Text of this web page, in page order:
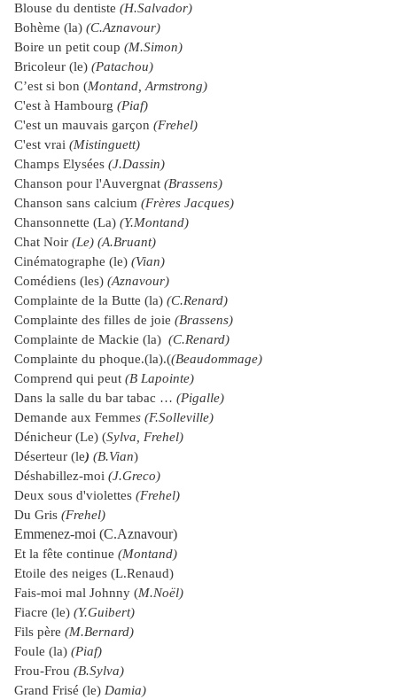
Blouse du dentiste (H.Salvador)
Bohème (la) (C.Aznavour)
Boire un petit coup (M.Simon)
Bricoleur (le) (Patachou)
C’est si bon (Montand, Armstrong)
C'est à Hambourg (Piaf)
C'est un mauvais garçon (Frehel)
C'est vrai (Mistinguett)
Champs Elysées (J.Dassin)
Chanson pour l'Auvergnat (Brassens)
Chanson sans calcium (Frères Jacques)
Chansonnette (La) (Y.Montand)
Chat Noir (Le) (A.Bruant)
Cinématographe (le) (Vian)
Comédiens (les) (Aznavour)
Complainte de la Butte (la) (C.Renard)
Complainte des filles de joie (Brassens)
Complainte de Mackie (la) (C.Renard)
Complainte du phoque.(la).((Beaudommage)
Comprend qui peut (B Lapointe)
Dans la salle du bar tabac … (Pigalle)
Demande aux Femmes (F.Solleville)
Dénicheur (Le) (Sylva, Frehel)
Déserteur (le) (B.Vian)
Déshabillez-moi (J.Greco)
Deux sous d'violettes (Frehel)
Du Gris (Frehel)
Emmenez-moi (C.Aznavour)
Et la fête continue (Montand)
Etoile des neiges (L.Renaud)
Fais-moi mal Johnny (M.Noël)
Fiacre (le) (Y.Guibert)
Fils père (M.Bernard)
Foule (la) (Piaf)
Frou-Frou (B.Sylva)
Grand Frisé (le) Damia)